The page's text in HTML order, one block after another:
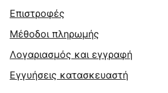
Επιστροφές
Μέθοδοι πληρωμής
Λογαριασμός και εγγραφή
Εγγυήσεις κατασκευαστή